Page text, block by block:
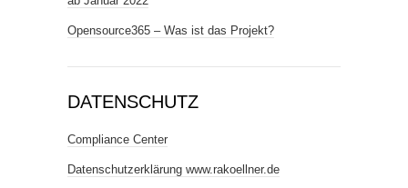
Opensource365 – Was ist das Projekt?
DATENSCHUTZ
Compliance Center
Datenschutzerklärung www.rakoellner.de